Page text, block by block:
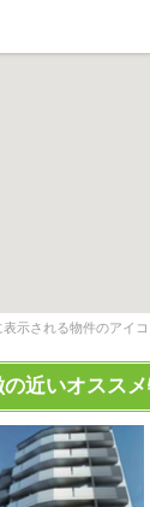
示される物件のアイ
の近いオスス